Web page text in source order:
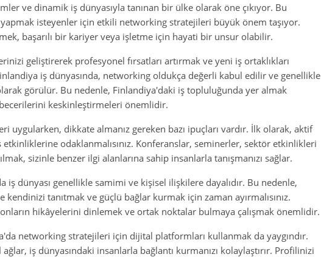
ve dinamik iş dünyasıyla tanınan bir ülke olarak öne çıkıyor. Bu
isteyenler için etkili networking stratejileri büyük önem taşıyor.
başarılı bir kariyer veya işletme için hayati bir unsur olabilir.
geliştirerek profesyonel fırsatları artırmak ve yeni iş ortaklıkları
iş dünyasında, networking oldukça değerli kabul edilir ve genellikle
olarak görülür. Bu nedenle, Finlandiya'daki iş topluluğunda yer almak
keskinleştirmeleri önemlidir.
uygularken, dikkate almanız gereken bazı ipuçları vardır. İlk olarak, aktif
etkinliklerine odaklanmalısınız. Konferanslar, seminerler, sektör etkinlikleri
sizinle benzer ilgi alanlarına sahip insanlarla tanışmanızı sağlar.
iş dünyası genellikle samimi ve kişisel ilişkilere dayalıdır. Bu nedenle,
tanıtmak ve güçlü bağlar kurmak için zaman ayırmalısınız.
hikâyelerini dinlemek ve ortak noktalar bulmaya çalışmak önemlidir.
networking stratejileri için dijital platformları kullanmak da yaygındır.
iş dünyasındaki insanlarla bağlantı kurmanızı kolaylaştırır. Profilinizi